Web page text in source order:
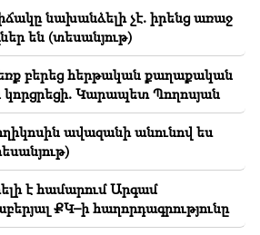
գիշերային
հիմնական թիրախը.
ավտոճանապարհներին և
ծեծկռտուք Դաշտավան
ավելի վիրավոր
նախանձելի չէ. իրենց առաջ
են (տեսանյութ)
բերեց հերթական քաղաքական
կորցրեցի. Կարապետ Պողոսյան
ավազանի անունով ես
է համարում Արգամ
ՔԿ–ի հաղորդագրությունը